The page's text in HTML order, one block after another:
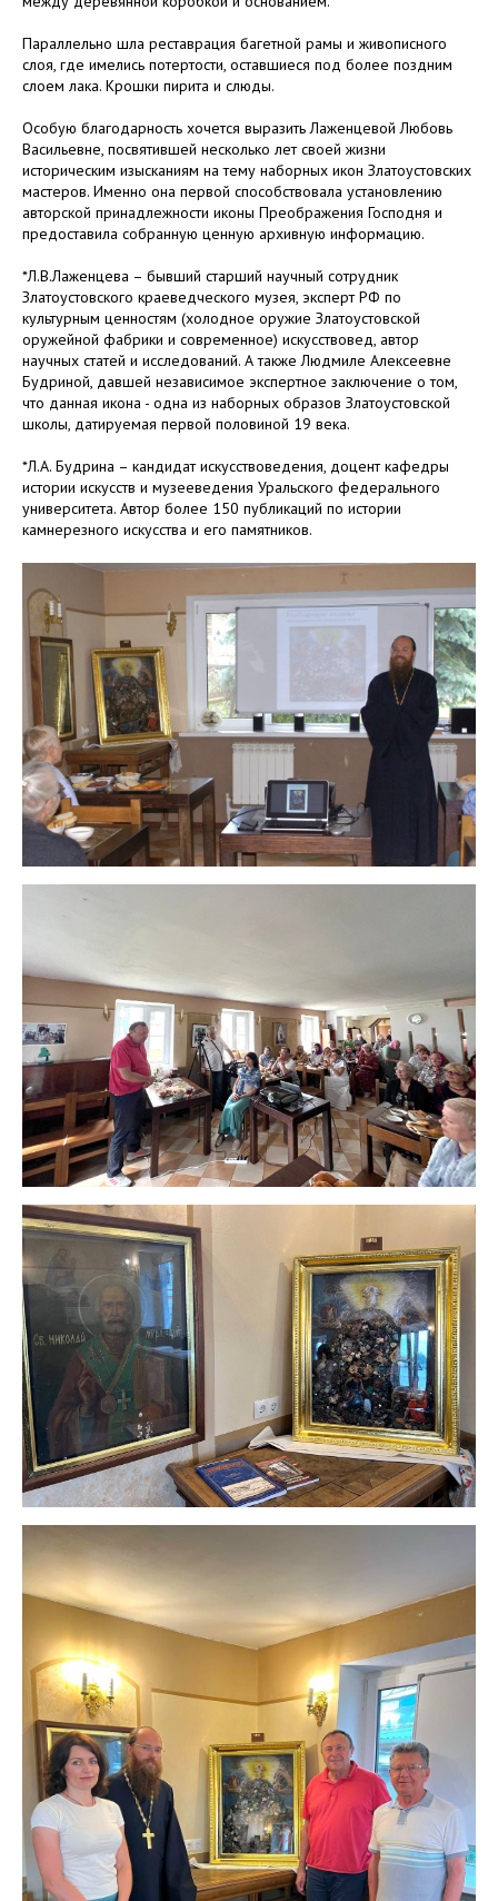
Параллельно шла реставрация багетной рамы и живописного
слоя, где имелись потертости, оставшиеся под более поздним
слоем лака. Крошки пирита и слюды.
Особую благодарность хочется выразить Лаженцевой Любовь
Васильевне, посвятившей несколько лет своей жизни
историческим изысканиям на тему наборных икон Златоустовских
мастеров. Именно она первой способствовала установлению
авторской принадлежности иконы Преображения Господня и
предоставила собранную ценную архивную информацию.
*Л.В.Лаженцева – бывший старший научный сотрудник
Златоустовского краеведческого музея, эксперт РФ по
культурным ценностям (холодное оружие Златоустовской
оружейной фабрики и современное) искусствовед, автор
научных статей и исследований. А также Людмиле Алексеевне
Будриной, давшей независимое экспертное заключение о том,
что данная икона - одна из наборных образов Златоустовской
школы, датируемая первой половиной 19 века.
*Л.А. Будрина – кандидат искусствоведения, доцент кафедры
истории искусств и музееведения Уральского федерального
университета. Автор более 150 публикаций по истории
камнерезного искусства и его памятников.